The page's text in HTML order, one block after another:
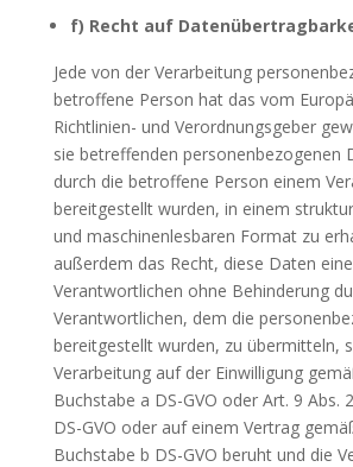
f) Recht auf
Jede von der Verarbeitung
betroffene Person hat das vom
Richtlinien- und Verordnungsgeber
sie betreffenden personenbezogenen
durch die betroffene Person einem
bereitgestellt wurden, in einem
und maschinenlesbaren Format zu
außerdem das Recht, diese Daten
Verantwortlichen ohne Behinderung
Verantwortlichen, dem die
bereitgestellt wurden, zu übermitteln,
Verarbeitung auf der Einwilligung
Buchstabe a DS-GVO oder Art. 9 Abs.
DS-GVO oder auf einem Vertrag
Buchstabe b DS-GVO beruht und die